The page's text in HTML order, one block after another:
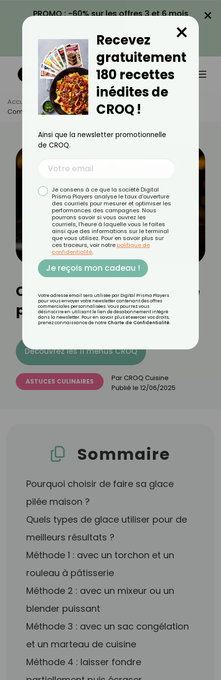
PROMO : -60% sur les offres 3 et 6 mois
VOIR LA PROMO
×
Accueil Actus
Astuces Culinaires
Comment Faire De La Glace Pilée Sans Machine ?
Comment faire de la glace
pilée sans machine ?
Découvrez les 11 menus CROQ
ASTUCES CULINAIRES Par CROQ Cuisine
Publié le 12/06/2025
Sommaire
Pourquoi choisir de faire sa glace
pilée maison ?
Quels types de glace utiliser pour de
meilleurs résultats ?
Méthode 1 : avec un torchon et un
rouleau à pâtisserie
Méthode 2 : avec un mixeur ou un
blender puissant
Méthode 3 : avec un sac congélation
et un marteau de cuisine
Méthode 4 : laisser fondre
Recevez
gratuitement
180 recettes
inédites de
CROQ !
×
Ainsi que la newsletter promotionnelle
de CROQ.
Je consens à ce que la société Digital
Prisma Players analyse le taux d'ouverture
des courriels pour mesurer et optimiser les
performances des campagnes. Nous
pourrons savoir si vous ouvrez les
courriels, l'heure à laquelle vous le faites
ainsi que des informations sur le terminal
que vous utilisez. Pour en savoir plus sur
ces traceurs, voir notre politique de
confidentialité.
Je reçois mon cadeau !
Votre adresse email sera utilisée par Digital Prisma Players
pour vous envoyer votre newsletter contenant des offres
commerciales personnalisées. Vous pourrez vous
désinscrire en utilisant le lien de désabonnement intégré
dans la newsletter. Pour en savoir plus et exercer vos droits,
prenez connaissance de notre Charte de Confidentialité.